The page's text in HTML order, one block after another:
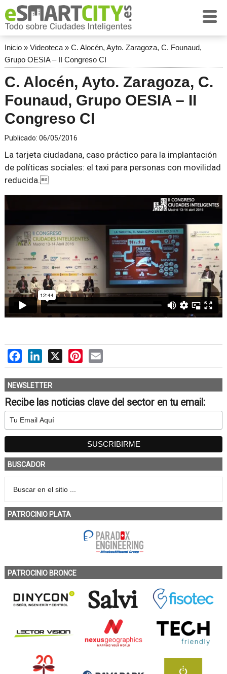
Inicio» Videoteca» C. Alocén, Ayto. Zaragoza, C. Founaud,
Grupo OESIA – II Congreso CI
C. Alocén, Ayto. Zaragoza, C.
Founaud, Grupo OESIA – II
Congreso CI
Publicado: 06/05/2016
La tarjeta ciudadana, caso práctico para la implantación
de políticas sociales: el taxi para personas con movilidad
reducida.
FacebookLinkedIn
X PinterestEmail
NEWSLETTER
Recibe las noticias clave del sector en tu email:
BUSCADOR
PATROCINIO PLATA
PATROCINIO BRONCE